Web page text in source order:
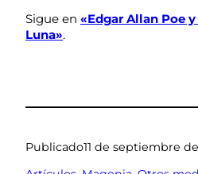
Sigue en «Edgar Allan Poe
Luna».
Publicado11 de septiembre